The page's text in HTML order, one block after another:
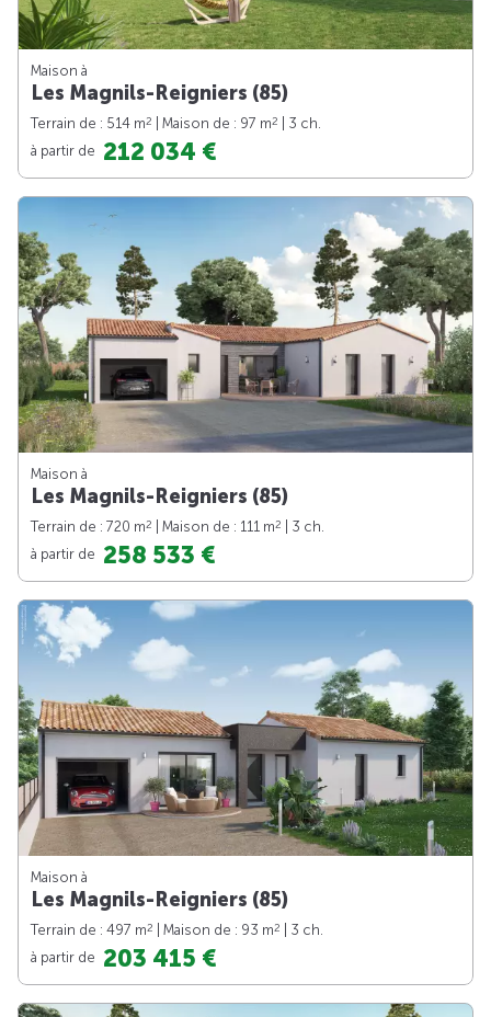
Maison à
Les Magnils-Reigniers (85)
Terrain de : 514 m2 | Maison de : 97 m2
| 3 ch.
à partir de 212 034 €
Maison à
Les Magnils-Reigniers (85)
Terrain de : 720 m2 | Maison de : 111 m2
| 3 ch.
à partir de 258 533 €
Maison à
Les Magnils-Reigniers (85)
Terrain de : 497 m2 | Maison de : 93 m2
| 3 ch.
à partir de 203 415 €